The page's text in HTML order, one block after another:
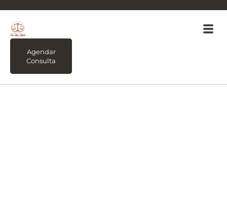
Agendar
Consulta